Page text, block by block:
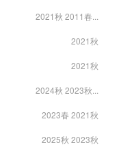
2021秋 2011春...
2021秋
2021秋
2024秋 2023秋...
2023春 2021秋
2025秋 2023秋